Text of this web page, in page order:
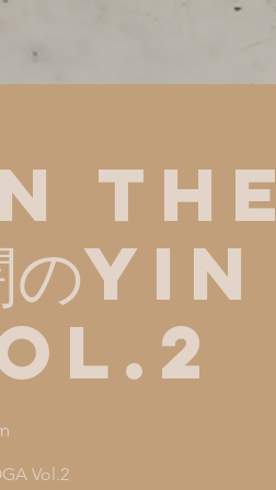
THE
YIN
Vol.2